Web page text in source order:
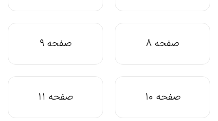
صفحه 8 صفحه 9
صفحه 10 صفحه 11